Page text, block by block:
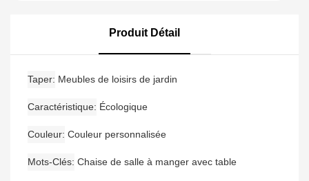
De Bar Avec Accoudoirs
Et Une Table De Bar
Produit Détail
Taper Meubles de loisirs de jardin
Caractéristique Écologique
Couleur Couleur personnalisée
Mots-Clés Chaise de salle à manger avec table